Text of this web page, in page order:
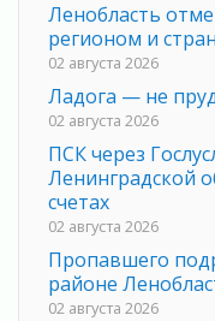
Ленобласть
регионом и
02 августа 2026
Ладога — не
02 августа 2026
ПСК через
Ленинградской
счетах
02 августа 2026
Пропавшего
районе
02 августа 2026